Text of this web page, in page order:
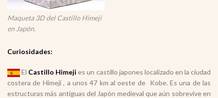
Maqueta 3D del Castillo Himeji
en Japón.
Curiosidades:
El Castillo Himeji es un castillo japones localizado en la ciudad
costera de Himeji , a unos 47 km al oeste de Kobe. Es una de las
estructuras más antiguas del Japón medieval que aún sobrevive en